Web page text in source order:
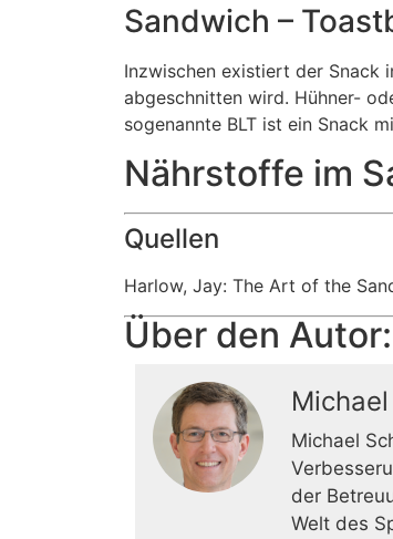
Sandwich –
Inzwischen existiert der Snack
abgeschnitten wird. Hühner-
sogenannte BLT ist ein Snack
Nährstoffe im
Quellen
Harlow, Jay: The Art of the
Über den Autor:
Michael
der
Welt des